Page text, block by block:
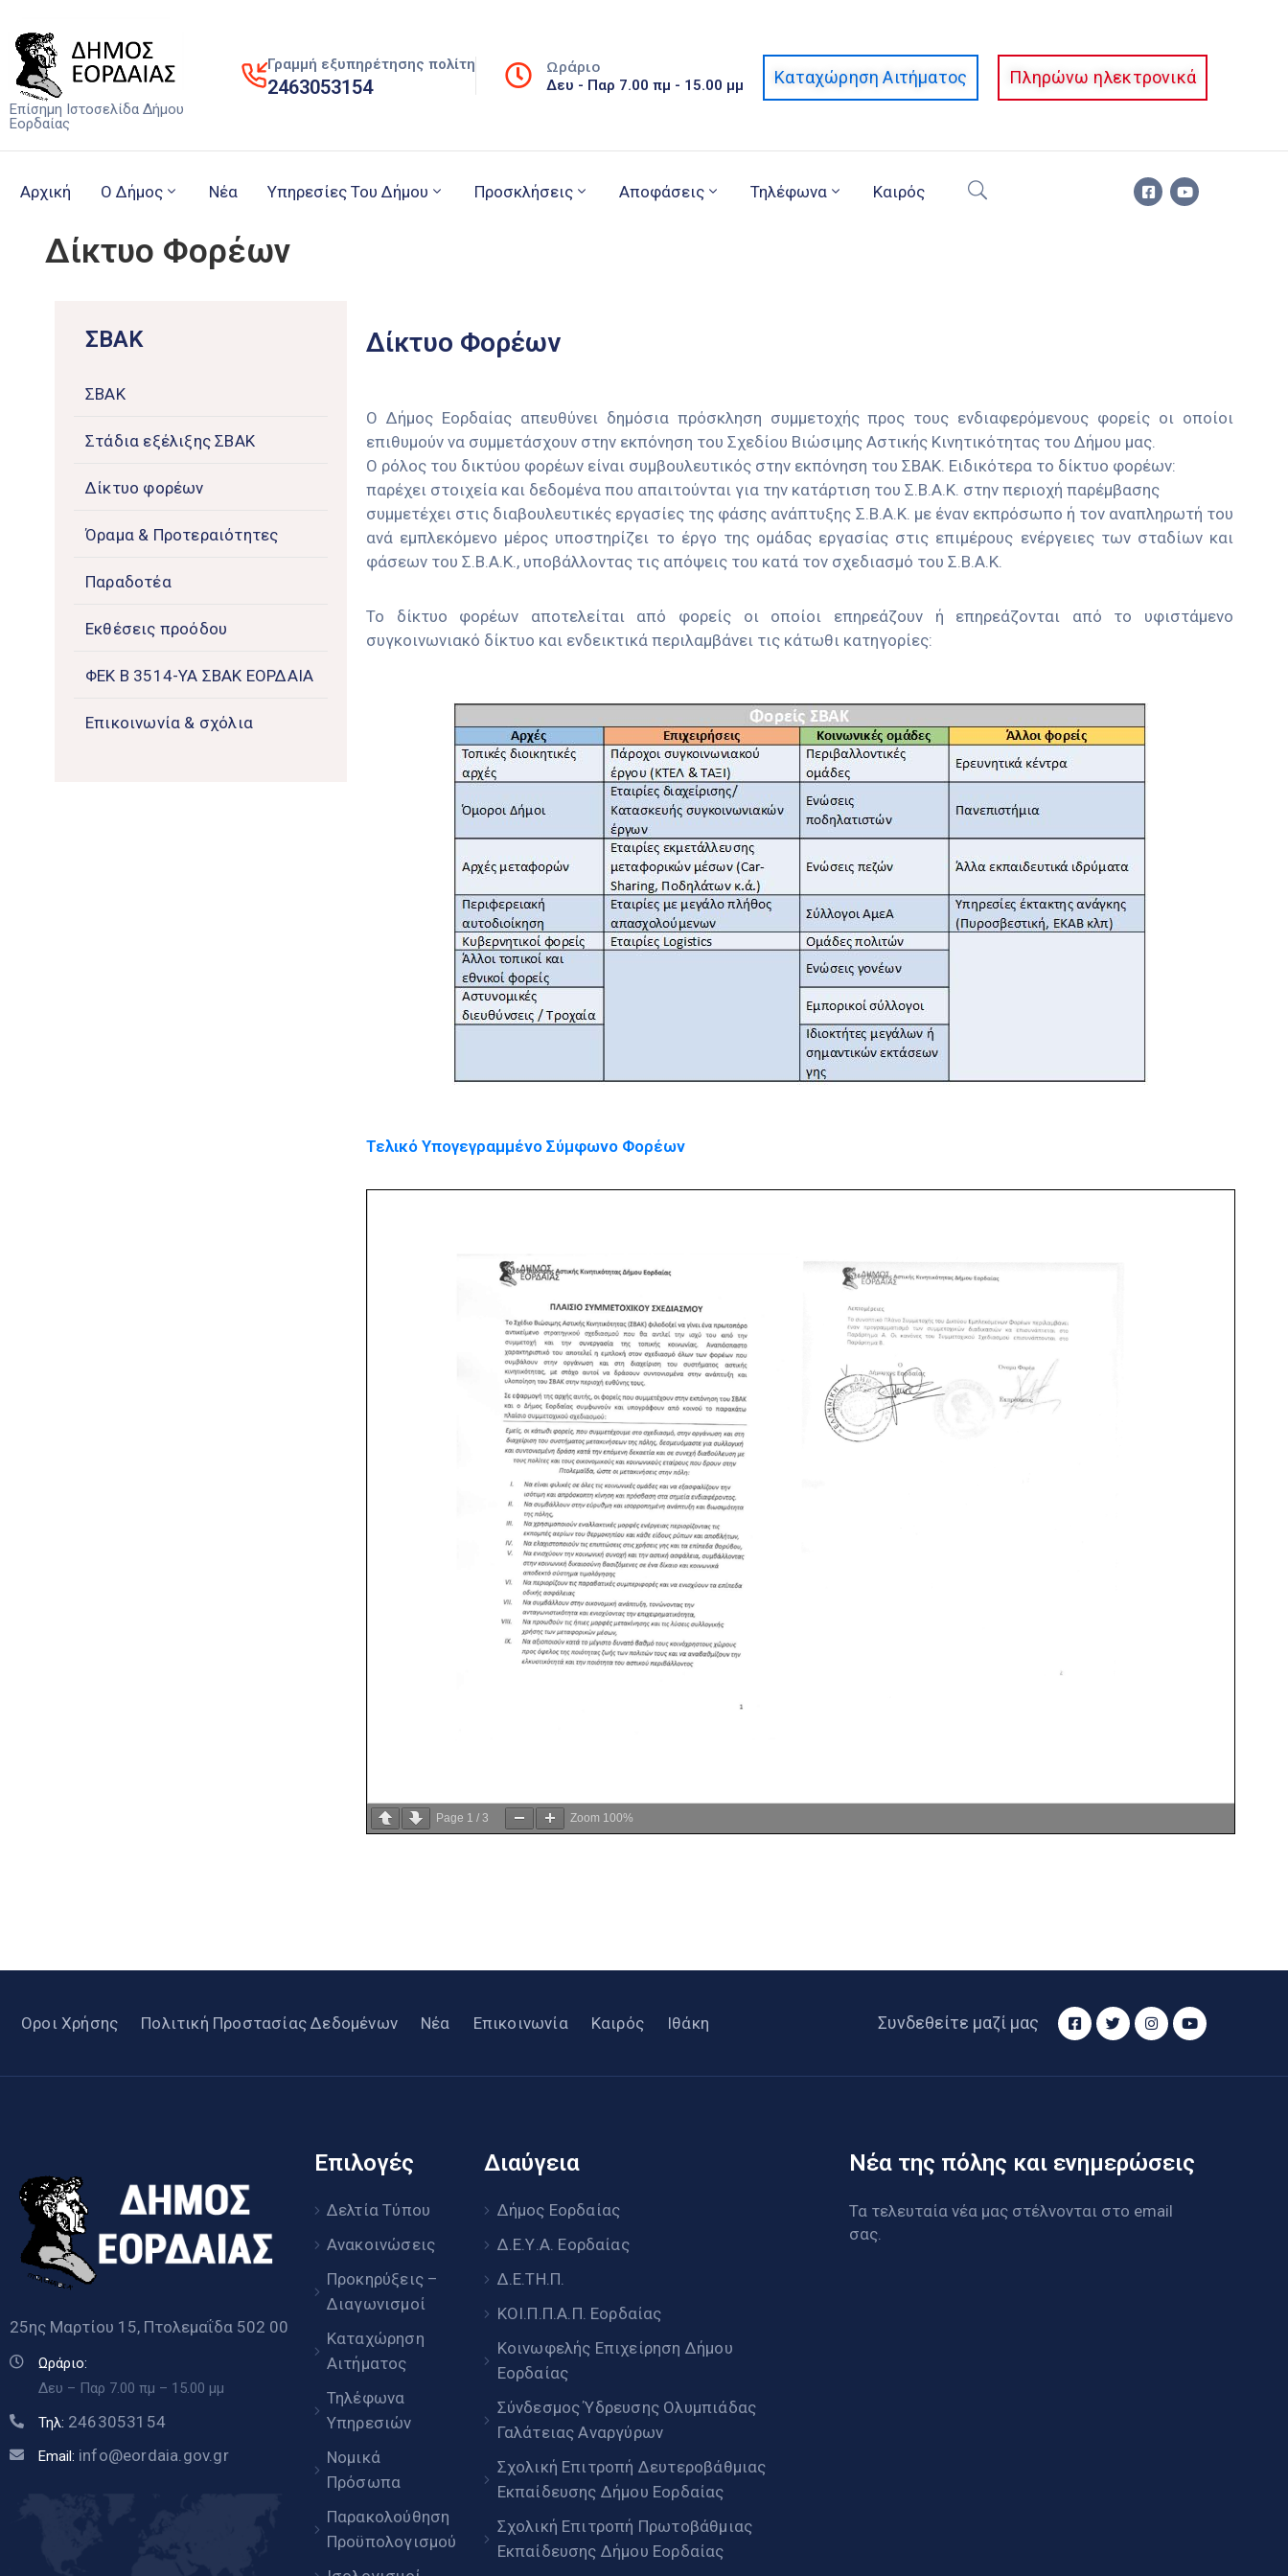
Επίσημη Ιστοσελίδα Δήμου
Εορδαίας
Γραμμή εξυπηρέτησης πολίτη
2463053154
Ωράριο
Δευ - Παρ 7.00 πμ - 15.00 μμ Καταχώρηση Αιτήματος Πληρώνω ηλεκτρονικά
Αρχική Ο Δήμος Νέα Υπηρεσίες Του Δήμου Προσκλήσεις Αποφάσεις Τηλέφωνα Καιρός
Δίκτυο Φορέων
ΣΒΑΚ
ΣΒΑΚ
Στάδια εξέλιξης ΣΒΑΚ
Δίκτυο φορέων
Όραμα & Προτεραιότητες
Παραδοτέα
Εκθέσεις προόδου
ΦΕΚ Β 3514-ΥΑ ΣΒΑΚ ΕΟΡΔΑΙΑ
Επικοινωνία & σχόλια
Δίκτυο Φορέων
Ο Δήμος Εορδαίας απευθύνει δημόσια πρόσκληση συμμετοχής προς τους ενδιαφερόμενους φορείς οι οποίοι
επιθυμούν να συμμετάσχουν στην εκπόνηση του Σχεδίου Βιώσιμης Αστικής Κινητικότητας του Δήμου μας.
Ο ρόλος του δικτύου φορέων είναι συμβουλευτικός στην εκπόνηση του ΣΒΑΚ. Ειδικότερα το δίκτυο φορέων:
παρέχει στοιχεία και δεδομένα που απαιτούνται για την κατάρτιση του Σ.Β.Α.Κ. στην περιοχή παρέμβασης
συμμετέχει στις διαβουλευτικές εργασίες της φάσης ανάπτυξης Σ.Β.Α.Κ. με έναν εκπρόσωπο ή τον αναπληρωτή του
ανά εμπλεκόμενο μέρος υποστηρίζει το έργο της ομάδας εργασίας στις επιμέρους ενέργειες των σταδίων και
φάσεων του Σ.Β.Α.Κ., υποβάλλοντας τις απόψεις του κατά τον σχεδιασμό του Σ.Β.Α.Κ.
Το δίκτυο φορέων αποτελείται από φορείς οι οποίοι επηρεάζουν ή επηρεάζονται από το υφιστάμενο
συγκοινωνιακό δίκτυο και ενδεικτικά περιλαμβάνει τις κάτωθι κατηγορίες:
Τελικό Υπογεγραμμένο Σύμφωνο Φορέων
Page 1 / 3 Zoom 100%
Οροι Χρήσης Πολιτική Προστασίας Δεδομένων Νέα Επικοινωνία Καιρός Ιθάκη Συνδεθείτε μαζί μας
25ης Μαρτίου 15, Πτολεμαΐδα 502 00
Ωράριο:
Δευ – Παρ 7.00 πμ – 15.00 μμ
Τηλ: 2463053154
Email: info@eordaia.gov.gr
Επιλογές
Δελτία Τύπου
Ανακοινώσεις
Προκηρύξεις –
Διαγωνισμοί
Καταχώρηση
Αιτήματος
Τηλέφωνα
Υπηρεσιών
Νομικά
Πρόσωπα
Παρακολούθηση
Προϋπολογισμού
Διαύγεια
Δήμος Εορδαίας
Δ.Ε.Υ.Α. Εορδαίας
Δ.Ε.ΤΗ.Π.
ΚΟΙ.Π.Π.Α.Π. Εορδαίας
Κοινωφελής Επιχείρηση Δήμου
Εορδαίας
Σύνδεσμος Ύδρευσης Ολυμπιάδας
Γαλάτειας Αναργύρων
Σχολική Επιτροπή Δευτεροβάθμιας
Εκπαίδευσης Δήμου Εορδαίας
Σχολική Επιτροπή Πρωτοβάθμιας
Εκπαίδευσης Δήμου Εορδαίας
Νέα της πόλης και ενημερώσεις
Τα τελευταία νέα μας στέλνονται στο email
σας.